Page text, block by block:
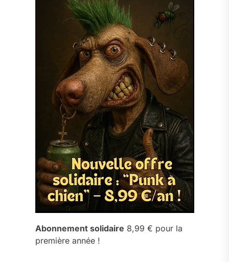
Abonnement solidaire 8,99 € pour la
première année !